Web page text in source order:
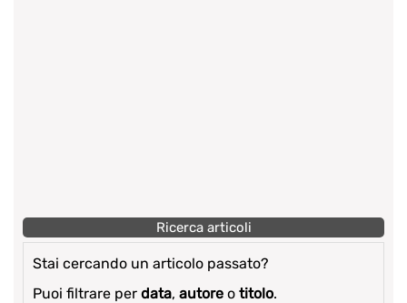
Ricerca articoli
Stai cercando un articolo passato?
Puoi filtrare per data, autore o titolo.